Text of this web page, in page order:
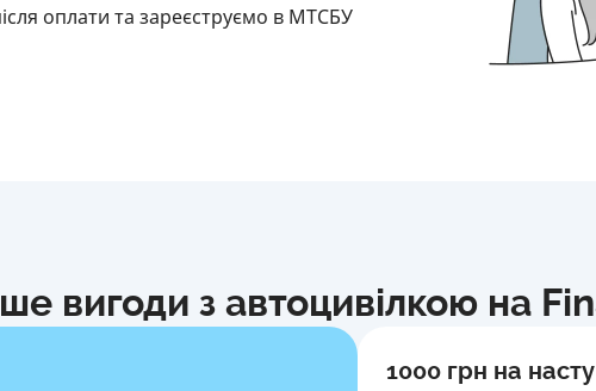
оплати та зареєструємо в МТСБУ
вигоди з автоцивілкою на
1000 грн на